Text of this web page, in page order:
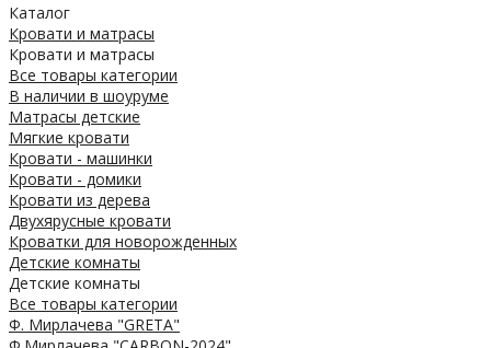
Каталог
Кровати и матрасы
Кровати и матрасы
Все товары категории
В наличии в шоуруме
Матрасы детские
Мягкие кровати
Кровати - машинки
Кровати - домики
Кровати из дерева
Двухярусные кровати
Кроватки для новорожденных
Детские комнаты
Детские комнаты
Все товары категории
Ф. Мирлачева "GRETA"